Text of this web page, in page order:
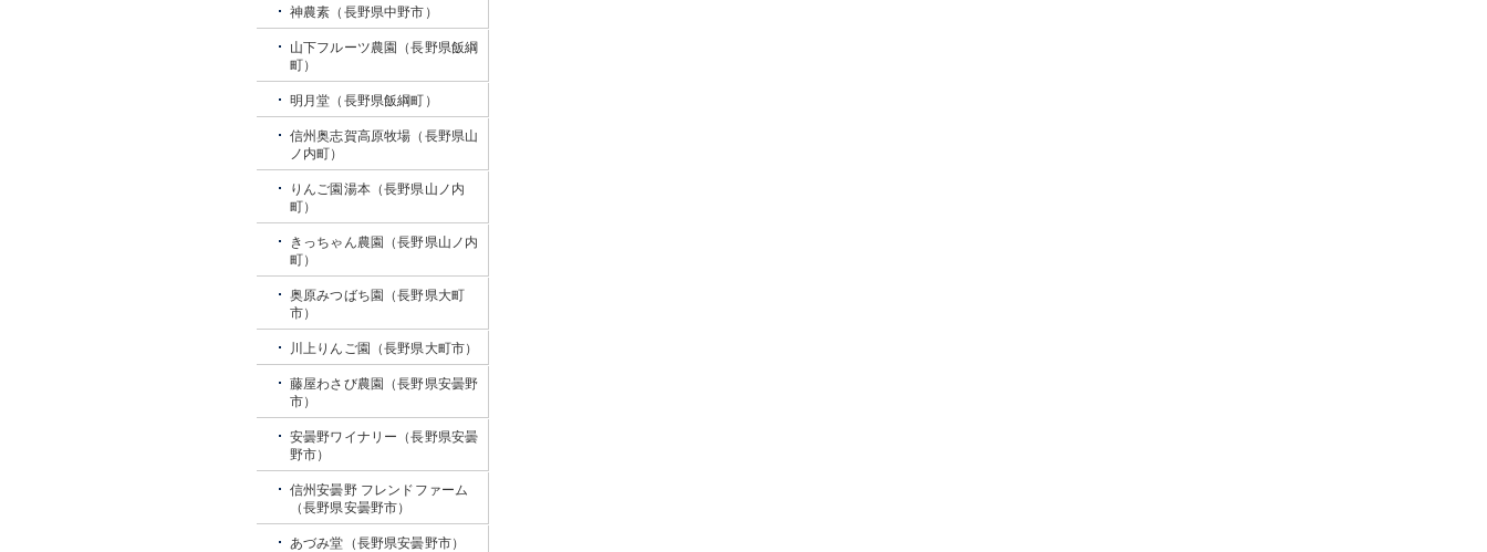
神農素（長野県中野市）
山下フルーツ農園（長野県飯綱
町）
明月堂（長野県飯綱町）
信州奥志賀高原牧場（長野県山
ノ内町）
りんご園湯本（長野県山ノ内
町）
きっちゃん農園（長野県山ノ内
町）
奥原みつばち園（長野県大町
市）
川上りんご園（長野県大町市）
藤屋わさび農園（長野県安曇野
市）
安曇野ワイナリー（長野県安曇
野市）
信州安曇野 フレンドファーム
（長野県安曇野市）
あづみ堂（長野県安曇野市）